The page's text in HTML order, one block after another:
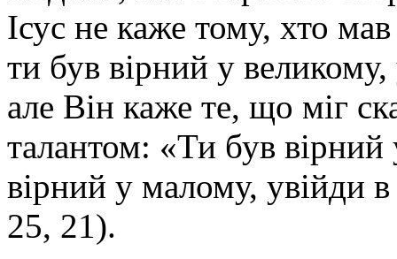
Ісус не каже тому, хто
ти був вірний у
але Він каже те, що міг
талантом: «Ти був
вірний у малому, увійди
25, 21).